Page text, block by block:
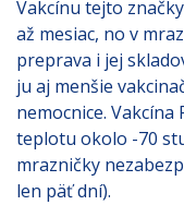
Vakcínu tejto
až mesiac, no v
preprava i jej
ju aj menšie
nemocnice.
teplotu okolo -70
mrazničky
len päť dní).